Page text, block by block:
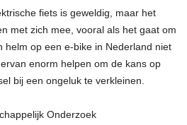
fiets is geweldig, maar het
met zich mee, vooral als het gaat om
helm op een e-bike in Nederland niet
enorm helpen om de kans op
bij een ongeluk te verkleinen.
Onderzoek